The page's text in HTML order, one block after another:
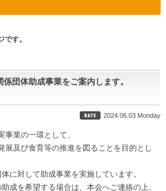
す。
団体助成事業をご案内します。
2024.06.03 Monday
業の一環として、
展及び食育等の推進を図ることを目的とし
に対して助成事業を実施しています。
成を希望する場合は、本会へご連絡の上、